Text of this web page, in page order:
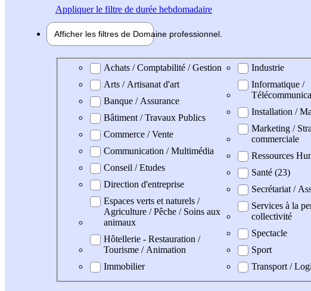
Appliquerle filtre de durée hebdomadaire
Afficher les filtres de Domaine professionnel
Domaine professionel
Achats / Comptabilité / Gestion
Arts / Artisanat d'art
Banque / Assurance
Bâtiment / Travaux Publics
Commerce / Vente
Communication / Multimédia
Conseil / Etudes
Direction d'entreprise
Espaces verts et naturels /
Agriculture / Pêche / Soins aux
animaux
Hôtellerie - Restauration /
Tourisme / Animation
Immobilier
Industrie
Informatique /
Installation /
Marketing /
commerciale
Ressources
Santé (23)
Secrétariat /
Services à la
collectivité
Spectacle
Sport
Transport /